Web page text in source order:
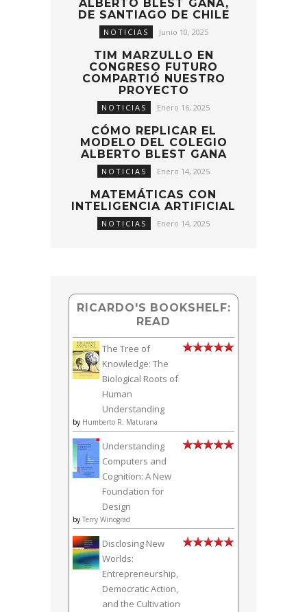
ALBERTO BLEST GANA,
DE SANTIAGO DE CHILE
NOTICIAS Junio 10, 2025
TIM MARZULLO EN
CONGRESO FUTURO
COMPARTIÓ NUESTRO
PROYECTO
NOTICIAS Enero 16, 2025
CÓMO REPLICAR EL
MODELO DEL COLEGIO
ALBERTO BLEST GANA
NOTICIAS Enero 14, 2025
MATEMÁTICAS CON
INTELIGENCIA ARTIFICIAL
NOTICIAS Enero 14, 2025
RICARDO'S BOOKSHELF:
READ
The Tree of
Knowledge: The
Biological Roots of
Human
Understanding
by Humberto R. Maturana
Understanding
Computers and
Cognition: A New
Foundation for
Design
by Terry Winograd
Disclosing New
Worlds:
Entrepreneurship,
Democratic Action,
and the Cultivation